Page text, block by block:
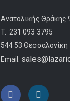
Ανατολικής Θράκης
T. 231 093 3795
544 53 Θεσσαλονίκη
Email: